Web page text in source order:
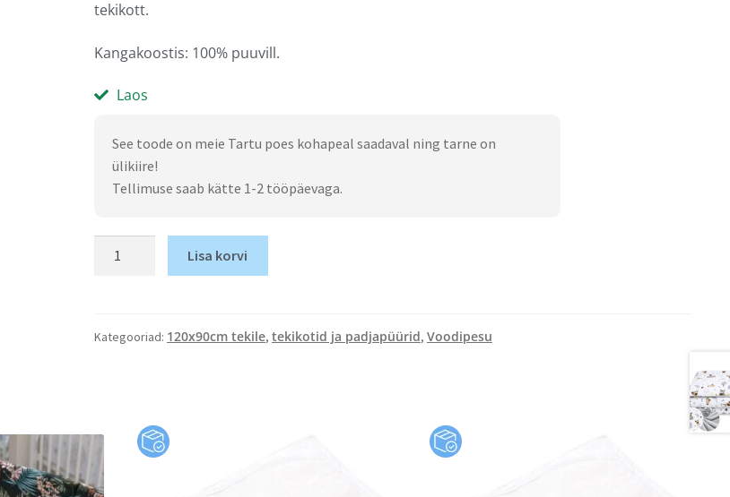
tekikott.
Kangakoostis: 100% puuvill.
Laos
See toode on meie Tartu poes kohapeal saadaval ning tarne on
ülikiire!
Tellimuse saab kätte 1-2 tööpäevaga.
Lisa korvi
Kategooriad: 120x90cm tekile, tekikotid ja padjapüürid, Voodipesu